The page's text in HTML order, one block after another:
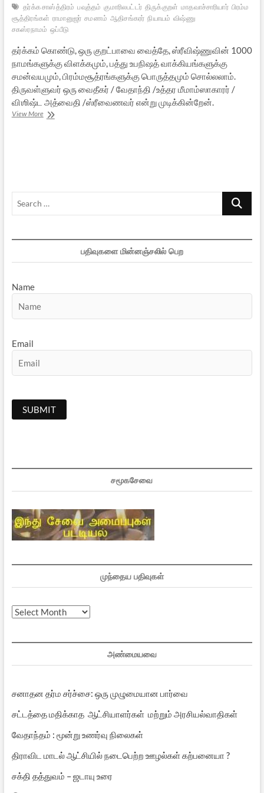
தர்க்க சாஸ்த்திரம் பவுத்தம் குமாரிலபட்டர் திருக்குறள் மாதவாச்சாரியார் பிரம்ம
சூத்திரங்கள் ராமானுஜர் சமணம் ஆதிசங்கரர் நியாயம் விஷ்ணு
சகஸ்ரநாமம் ஒப்பீடு
தர்க்கம் கொண்டு, ஒரு குறட்பாவை வைத்தே, ஸ்ரீவிஷ்ணுவின் 1000
நாமங்களுக்கு விளக்கமும், பத்து உபநிஷத் வாக்கியங்களுக்கு
சமன்வயமும், பிரம்மசூத்ரங்களுக்கு பொருத்தமும் சொல்லலாம்.
திருவள்ளுவர் ஒரு வைதீகர் / வேதாந்தி /உத்தர மீமாம்ஸாகாரர் /
விஶிஷ்ட​ அத்வைதி /ஸ்ரீவைணவர் என்று முடிக்கின்றேன்.
View Moreஸீதையின்
Search
பதிவுகளை மின்னஞ்சலில் பெற
Name
Email
சமூகசேவை
முந்தைய பதிவுகள்
முந்தைய
அண்மையவை
சனாதன தர்ம சர்ச்சை: ஒரு முழுமையான பார்வை
சட்டத்தை மதிக்காத ஆட்சியாளர்கள் மற்றும் அரசியல்வாதிகள்
வேதாந்தம் : மூன்று உணர்வு நிலைகள்
திராவிட மாடல் ஆட்சியில் நடைபெற்ற ஊழல்கள் கற்பனையா ?
சக்தி தத்துவம் – ஜடாயு உரை